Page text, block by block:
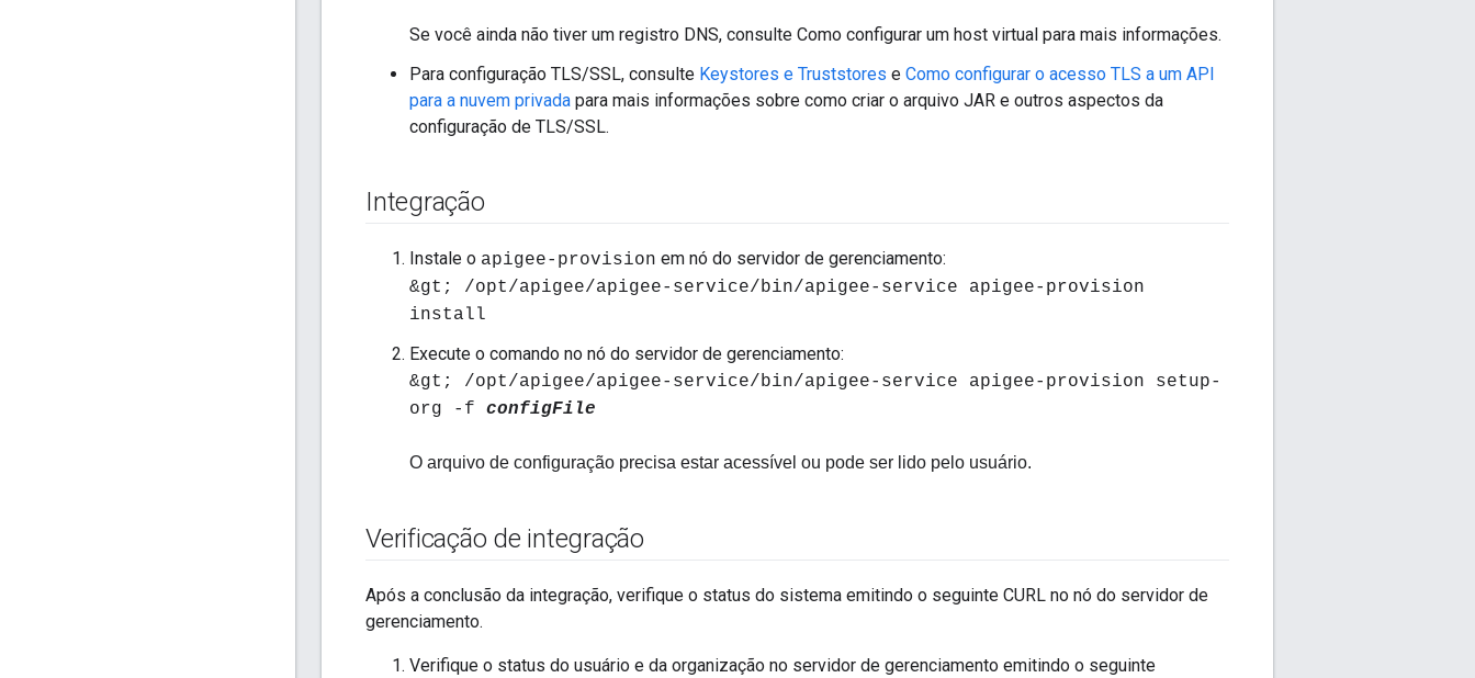
Se você ainda não tiver um registro DNS, consulte Como configurar um host virtual para mais informações.
Para configuração TLS/SSL, consulte Keystores e Truststores e Como configurar o acesso TLS a um API
para a nuvem privada para mais informações sobre como criar o arquivo JAR e outros aspectos da
configuração de TLS/SSL.
Integração
Instale o apigee-provision em nó do servidor de gerenciamento:
&gt; /opt/apigee/apigee-service/bin/apigee-service apigee-provision
install
Execute o comando no nó do servidor de gerenciamento:
&gt; /opt/apigee/apigee-service/bin/apigee-service apigee-provision setup-
org -f configFile
O arquivo de configuração precisa estar acessível ou pode ser lido pelo usuário.
Verificação de integração
Após a conclusão da integração, verifique o status do sistema emitindo o seguinte CURL no nó do servidor de
gerenciamento.
Verifique o status do usuário e da organização no servidor de gerenciamento emitindo o seguinte